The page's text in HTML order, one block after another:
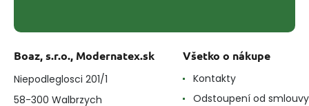
Boaz, s.r.o., Modernatex.sk
Niepodleglosci 201/1
58-300 Walbrzych
Všetko o nákupe
Kontakty
Odstoupení od smlouvy